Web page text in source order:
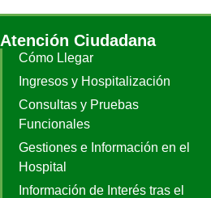
Atención Ciudadana
Cómo Llegar
Ingresos y Hospitalización
Consultas y Pruebas
Funcionales
Gestiones e Información en el
Hospital
Información de Interés tras el